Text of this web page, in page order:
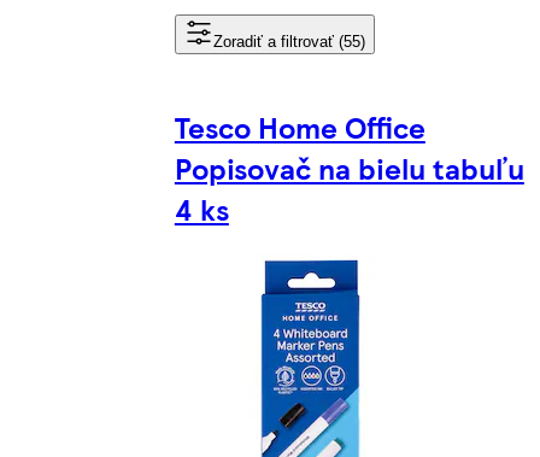
Zoradiť a filtrovať (55)
Tesco Home Office
Popisovač na bielu tabuľu
4 ks